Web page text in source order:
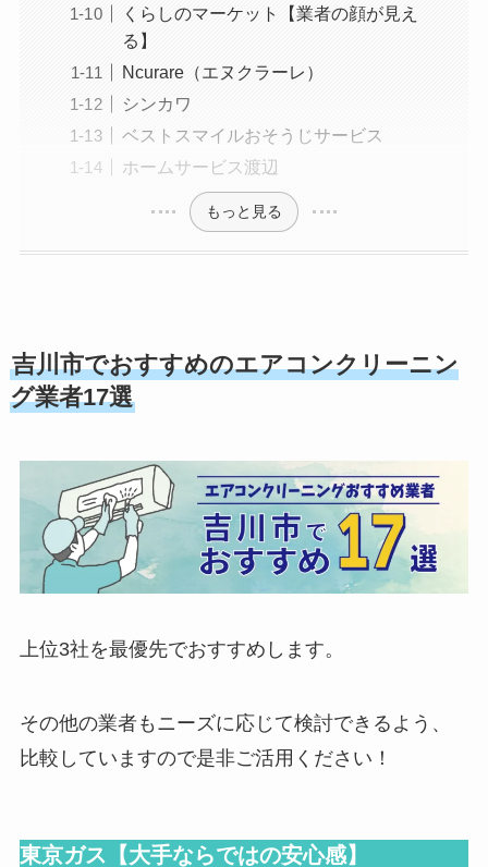
くらしのマーケット【業者の顔が見え
る】
Ncurare（エヌクラーレ）
シンカワ
ベストスマイルおそうじサービス
ホームサービス渡辺
もっと見る
吉川市でおすすめのエアコンクリーニン
グ業者17選
上位3社を最優先でおすすめします。
その他の業者もニーズに応じて検討できるよう、
比較していますので是非ご活用ください！
東京ガス【大手ならではの安心感】